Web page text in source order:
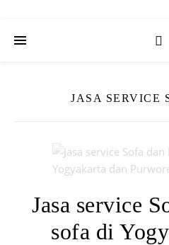
JASA SERVICE
Jasa service
sofa di